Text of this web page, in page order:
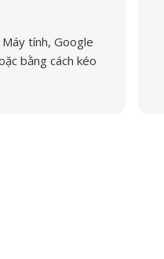
tính, Google
bằng cách kéo